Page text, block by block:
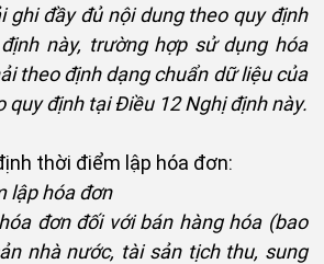
ghi đầy đủ nội dung theo quy định
này, trường hợp sử dụng hóa
theo định dạng chuẩn dữ liệu của
quy định tại Điều 12 Nghị định này.
thời điểm lập hóa đơn:
lập hóa đơn
đơn đối với bán hàng hóa (bao
nhà nước, tài sản tịch thu, sung